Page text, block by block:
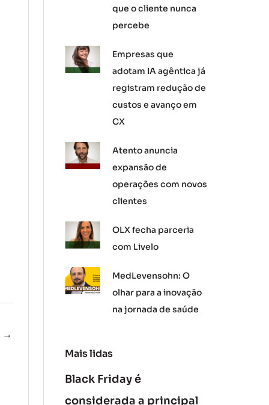
→
que o cliente nunca
percebe
Empresas que
adotam IA agêntica já
registram redução de
custos e avanço em
CX
Atento anuncia
expansão de
operações com novos
clientes
OLX fecha parceria
com Livelo
MedLevensohn: O
olhar para a inovação
na jornada de saúde
Mais lidas
Black Friday é
considerada a principal